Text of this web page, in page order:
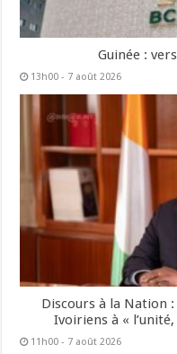
Guinée :
13h00 - 7 août 2026
Discours à la Nation
Ivoiriens à «
11h00 - 7 août 2026